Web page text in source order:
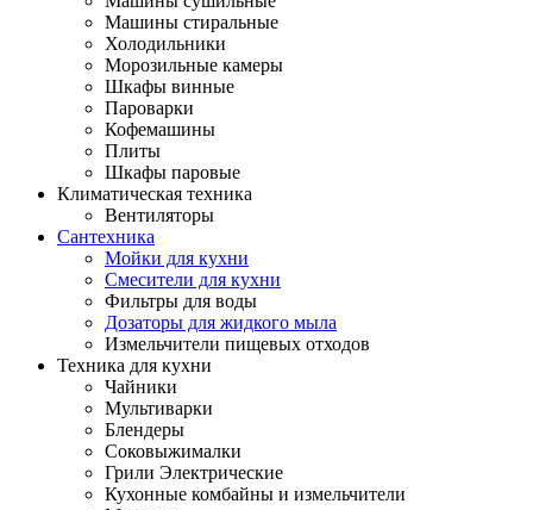
Машины стиральные
Холодильники
Морозильные камеры
Шкафы винные
Пароварки
Кофемашины
Плиты
Шкафы паровые
Климатическая техника
Вентиляторы
Сантехника
Мойки для кухни
Смесители для кухни
Фильтры для воды
Дозаторы для жидкого мыла
Измельчители пищевых отходов
Техника для кухни
Чайники
Мультиварки
Блендеры
Соковыжималки
Грили Электрические
Кухонные комбайны и измельчители